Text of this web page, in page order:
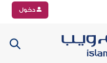
دخول